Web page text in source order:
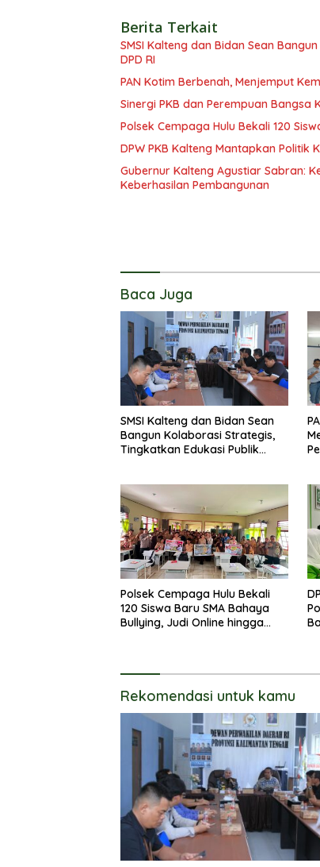
Berita Terkait
SMSI Kalteng dan Bidan Sean
DPD RI
PAN Kotim Berbenah, Menjemput
Sinergi PKB dan Perempuan Bangsa
Polsek Cempaga Hulu Bekali 120
DPW PKB Kalteng Mantapkan Politik
Gubernur Kalteng Agustiar Sabran:
Keberhasilan Pembangunan
Baca Juga
SMSI Kalteng dan Bidan Sean
Bangun Kolaborasi Strategis,
Tingkatkan Edukasi Publik
Polsek Cempaga Hulu Bekali
120 Siswa Baru SMA Bahaya
Bullying, Judi Online hingga
Rekomendasi untuk kamu